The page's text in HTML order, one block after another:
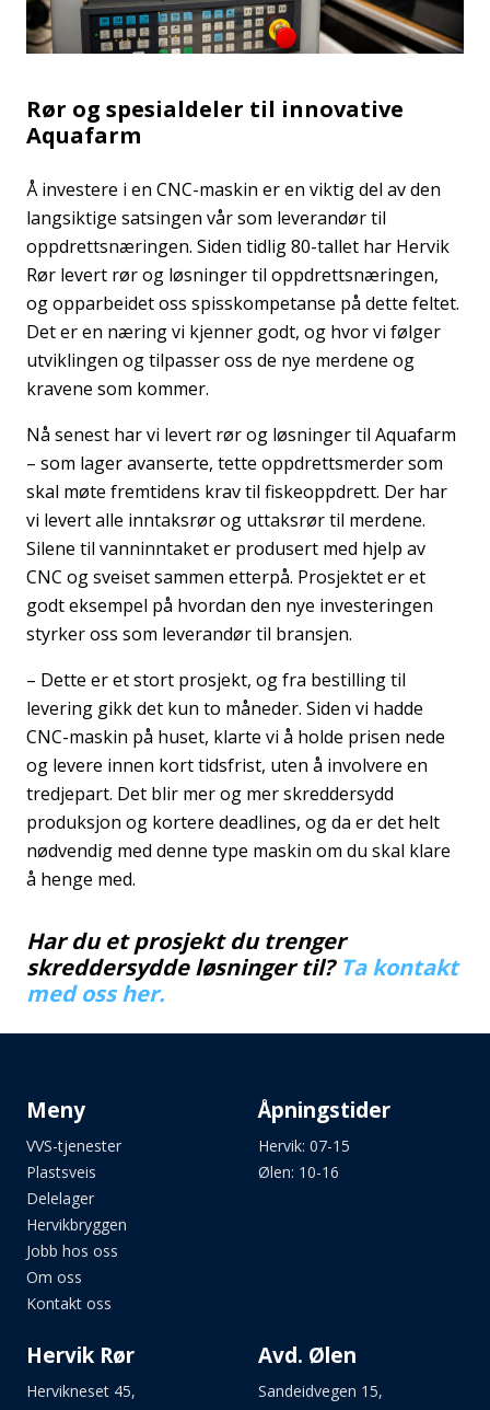
Rør og spesialdeler til innovative
Aquafarm
Å investere i en CNC-maskin er en viktig del av den
langsiktige satsingen vår som leverandør til
oppdrettsnæringen. Siden tidlig 80-tallet har Hervik
Rør levert rør og løsninger til oppdrettsnæringen,
og opparbeidet oss spisskompetanse på dette feltet.
Det er en næring vi kjenner godt, og hvor vi følger
utviklingen og tilpasser oss de nye merdene og
kravene som kommer.
Nå senest har vi levert rør og løsninger til Aquafarm
– som lager avanserte, tette oppdrettsmerder som
skal møte fremtidens krav til fiskeoppdrett. Der har
vi levert alle inntaksrør og uttaksrør til merdene.
Silene til vanninntaket er produsert med hjelp av
CNC og sveiset sammen etterpå. Prosjektet er et
godt eksempel på hvordan den nye investeringen
styrker oss som leverandør til bransjen.
– Dette er et stort prosjekt, og fra bestilling til
levering gikk det kun to måneder. Siden vi hadde
CNC-maskin på huset, klarte vi å holde prisen nede
og levere innen kort tidsfrist, uten å involvere en
tredjepart. Det blir mer og mer skreddersydd
produksjon og kortere deadlines, og da er det helt
nødvendig med denne type maskin om du skal klare
å henge med.
Har du et prosjekt du trenger
skreddersydde løsninger til? Ta kontakt
med oss her.
Hervik Rør
Hervikneset 45,
Avd. Ølen
Sandeidvegen 15,
Åpningstider
Hervik: 07-15
Ølen: 10-16
Meny
VVS-tjenester
Plastsveis
Delelager
Hervikbryggen
Jobb hos oss
Om oss
Kontakt oss